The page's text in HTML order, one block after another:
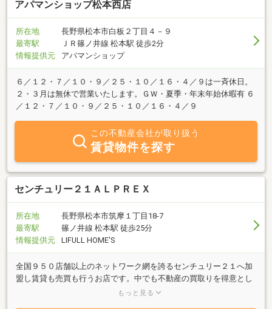
アパマンショップ松本西店
所在地
長野県松本市白板２丁目４－９
最寄駅
ＪＲ篠ノ井線 松本駅 徒歩2分
情報提供元
アパマンショップ
６／１２・７／１０・９／２５・１０／１６・４／９は一斉休日。
２・３月は無休で営業いたします。ＧＷ・夏季・年末年始休暇有 ６
／１２・７／１０・９／２５・１０／１６・４／９
この不動産会社が取り扱う
賃貸物件を探す
センチュリー２１ＡＬＰＲＥＸ
所在地
長野県松本市筑摩１丁目18-7
最寄駅
篠ノ井線 松本駅 徒歩25分
情報提供元
LIFULL HOME'S
全国９５０店舗以上のネットワーク網を誇るセンチュリー２１へ加
盟し賃貸も売買も行うお店です。中でも不動産の買取りを得意とし
ています。その他、賃貸管理業・リフォーム・動産の片付けや処分
もっと見る